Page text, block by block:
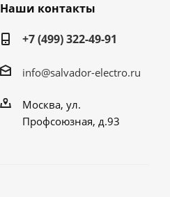
Наши контакты
+7 (499) 322-49-91
info@salvador-electro.ru
Москва, ул.
Профсоюзная, д.93